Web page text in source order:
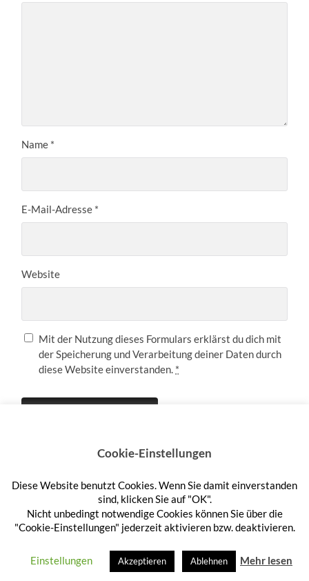
Name *
E-Mail-Adresse *
Website
Mit der Nutzung dieses Formulars erklärst du dich mit
der Speicherung und Verarbeitung deiner Daten durch
diese Website einverstanden. *
Anmelden
HEFTEHAUFEN —HOCH ↑
Cookie-Einstellungen
Diese Website benutzt Cookies. Wenn Sie damit einverstanden
sind, klicken Sie auf "OK".
Nicht unbedingt notwendige Cookies können Sie über die
"Cookie-Einstellungen" jederzeit aktivieren bzw. deaktivieren.
Einstellungen Akzeptieren Ablehnen Mehr lesen